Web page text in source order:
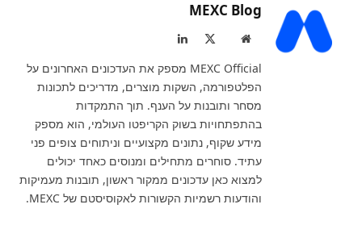
MEXC Blog
Website
LinkedIn
MEXC Official מספק את העדכונים האחרונים על
הפלטפורמה, השקות מוצרים, מדריכים לתכונות
מסחר ותובנות על הענף. תוך התמקדות
בהתפתחויות בשוק הקריפטו העולמי, הוא מספק
מידע שקוף, נתונים מקצועיים וניתוחים צופים פני
עתיד. סוחרים מתחילים ומנוסים כאחד יכולים
למצוא כאן עדכונים ממקור ראשון, תובנות מעמיקות
והודעות רשמיות הקשורות לאקוסיסטם של MEXC.